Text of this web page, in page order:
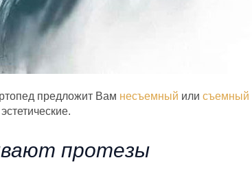
предложит Вам несъемный или съемный
протезы